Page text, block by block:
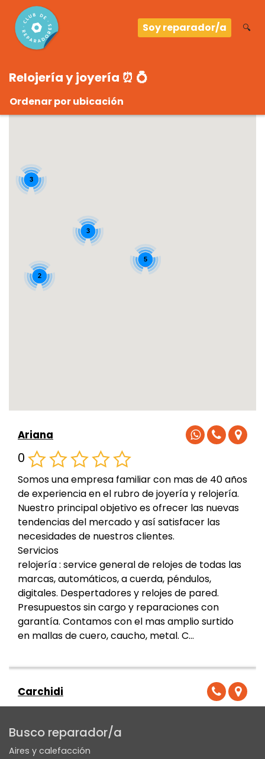
Soy reparador/a 🔍
Relojería y joyería ⏰ 💍
Ordenar por ubicación
Ariana
0
Somos una empresa familiar con mas de 40 años
de experiencia en el rubro de joyería y relojería.
Nuestro principal objetivo es ofrecer las nuevas
tendencias del mercado y así satisfacer las
necesidades de nuestros clientes.
Servicios
relojería : service general de relojes de todas las
marcas, automáticos, a cuerda, péndulos,
digitales. Despertadores y relojes de pared.
Presupuestos sin cargo y reparaciones con
garantía. Contamos con el mas amplio surtido
en mallas de cuero, caucho, metal. C...
Carchidi
3
3
2
5
Busco reparador/a
Aires y calefacción